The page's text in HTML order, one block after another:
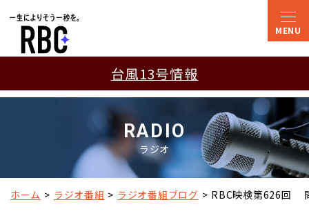
台風13号情報
RADIO
ラジオ
ホーム ラジオ番組 ラジオ番組ブログ RBC映検第626回 　